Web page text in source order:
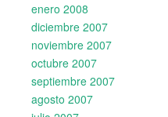
enero 2008
diciembre 2007
noviembre 2007
octubre 2007
septiembre 2007
agosto 2007